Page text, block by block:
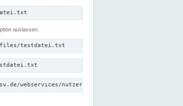
auslassen.
files/testdatei.txt
webservices/nutzer/files/testdatei.txt"